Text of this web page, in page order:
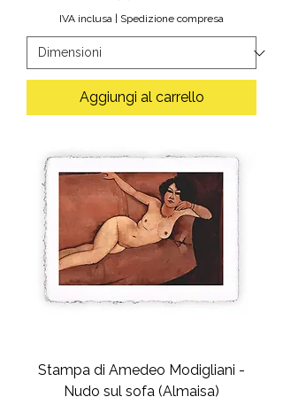
IVA inclusa Spedizione compresa
Aggiungi al carrello
Stampa di Amedeo Modigliani -
Nudo sul sofa (Almaisa)